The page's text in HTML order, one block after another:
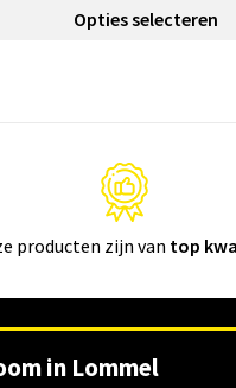
Opties selecteren
producten zijn van top
in Lommel